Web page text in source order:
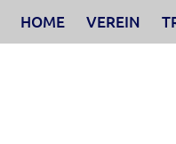
HOME VEREIN